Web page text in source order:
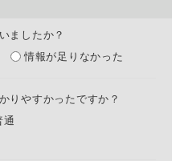
ましたか？
情報が足りなかった
りやすかったですか？
通